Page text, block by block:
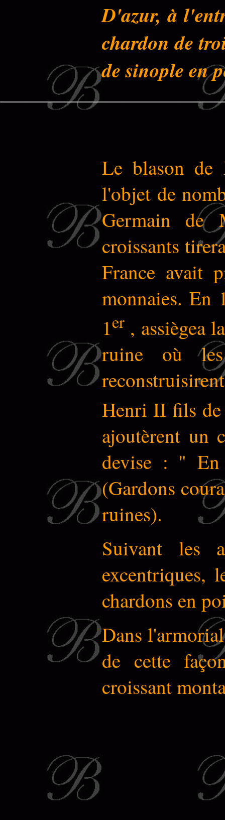
D'azur, à
chardon de
de sinople en
Le blason de
l'objet de
Germain de
croissants
France avait
monnaies. En
1er , assiègea
ruine où les
Henri II fils de
ajoutèrent un
devise : " En
(Gardons
ruines).
Suivant les
excentriques,
chardons en
Dans
de cette
croissant